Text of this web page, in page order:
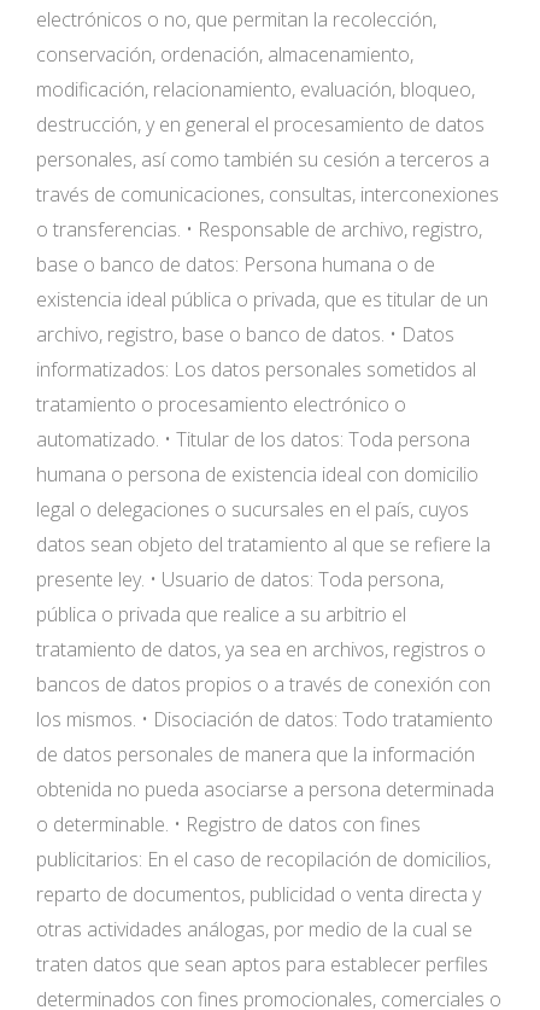
electrónicos o no, que permitan la recolección,
conservación, ordenación, almacenamiento,
modificación, relacionamiento, evaluación, bloqueo,
destrucción, y en general el procesamiento de datos
personales, así como también su cesión a terceros a
través de comunicaciones, consultas, interconexiones
o transferencias. • Responsable de archivo, registro,
base o banco de datos: Persona humana o de
existencia ideal pública o privada, que es titular de un
archivo, registro, base o banco de datos. • Datos
informatizados: Los datos personales sometidos al
tratamiento o procesamiento electrónico o
automatizado. • Titular de los datos: Toda persona
humana o persona de existencia ideal con domicilio
legal o delegaciones o sucursales en el país, cuyos
datos sean objeto del tratamiento al que se refiere la
presente ley. • Usuario de datos: Toda persona,
pública o privada que realice a su arbitrio el
tratamiento de datos, ya sea en archivos, registros o
bancos de datos propios o a través de conexión con
los mismos. • Disociación de datos: Todo tratamiento
de datos personales de manera que la información
obtenida no pueda asociarse a persona determinada
o determinable. • Registro de datos con fines
publicitarios: En el caso de recopilación de domicilios,
reparto de documentos, publicidad o venta directa y
otras actividades análogas, por medio de la cual se
traten datos que sean aptos para establecer perfiles
determinados con fines promocionales, comerciales o